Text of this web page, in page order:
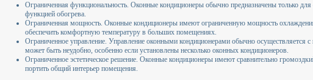
Ограниченная функциональность. Оконные кондиционеры обычно предназначены только
функцией обогрева.
Ограниченная мощность. Оконные кондиционеры имеют ограниченную мощность
обеспечить комфортную температуру в больших помещениях.
Ограниченное управление. Управление оконными кондиционерами обычно осуществляется
может быть неудобно, особенно если установлены несколько оконных кондиционеров.
Ограниченное эстетическое решение. Оконные кондиционеры имеют сравнительно
портить общий интерьер помещения.